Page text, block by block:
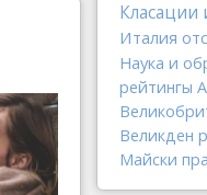
Класации
Италия
Наука и
рейтингы
Великден
Майски